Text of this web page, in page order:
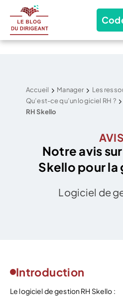
Accueil Manager
Les
Qu’est-ce qu’un logiciel RH ?
RH Skello
AVIS
Notre avis
Skello pour la
Logiciel de
Introduction
Le logiciel de gestion RH Skello :